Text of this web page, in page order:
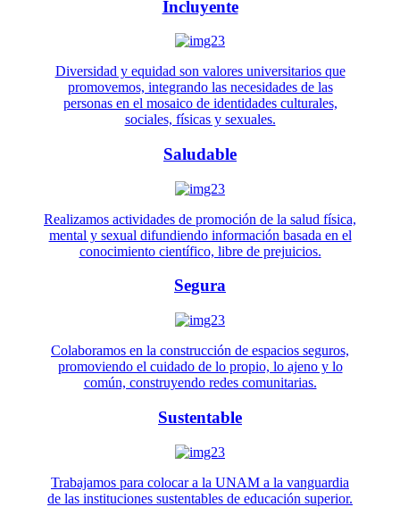
Incluyente
Diversidad y equidad son valores universitarios que
promovemos, integrando las necesidades de las
personas en el mosaico de identidades culturales,
sociales, físicas y sexuales.
Saludable
Realizamos actividades de promoción de la salud física,
mental y sexual difundiendo información basada en el
conocimiento científico, libre de prejuicios.
Segura
Colaboramos en la construcción de espacios seguros,
promoviendo el cuidado de lo propio, lo ajeno y lo
común, construyendo redes comunitarias.
Sustentable
Trabajamos para colocar a la UNAM a la vanguardia
de las instituciones sustentables de educación superior.